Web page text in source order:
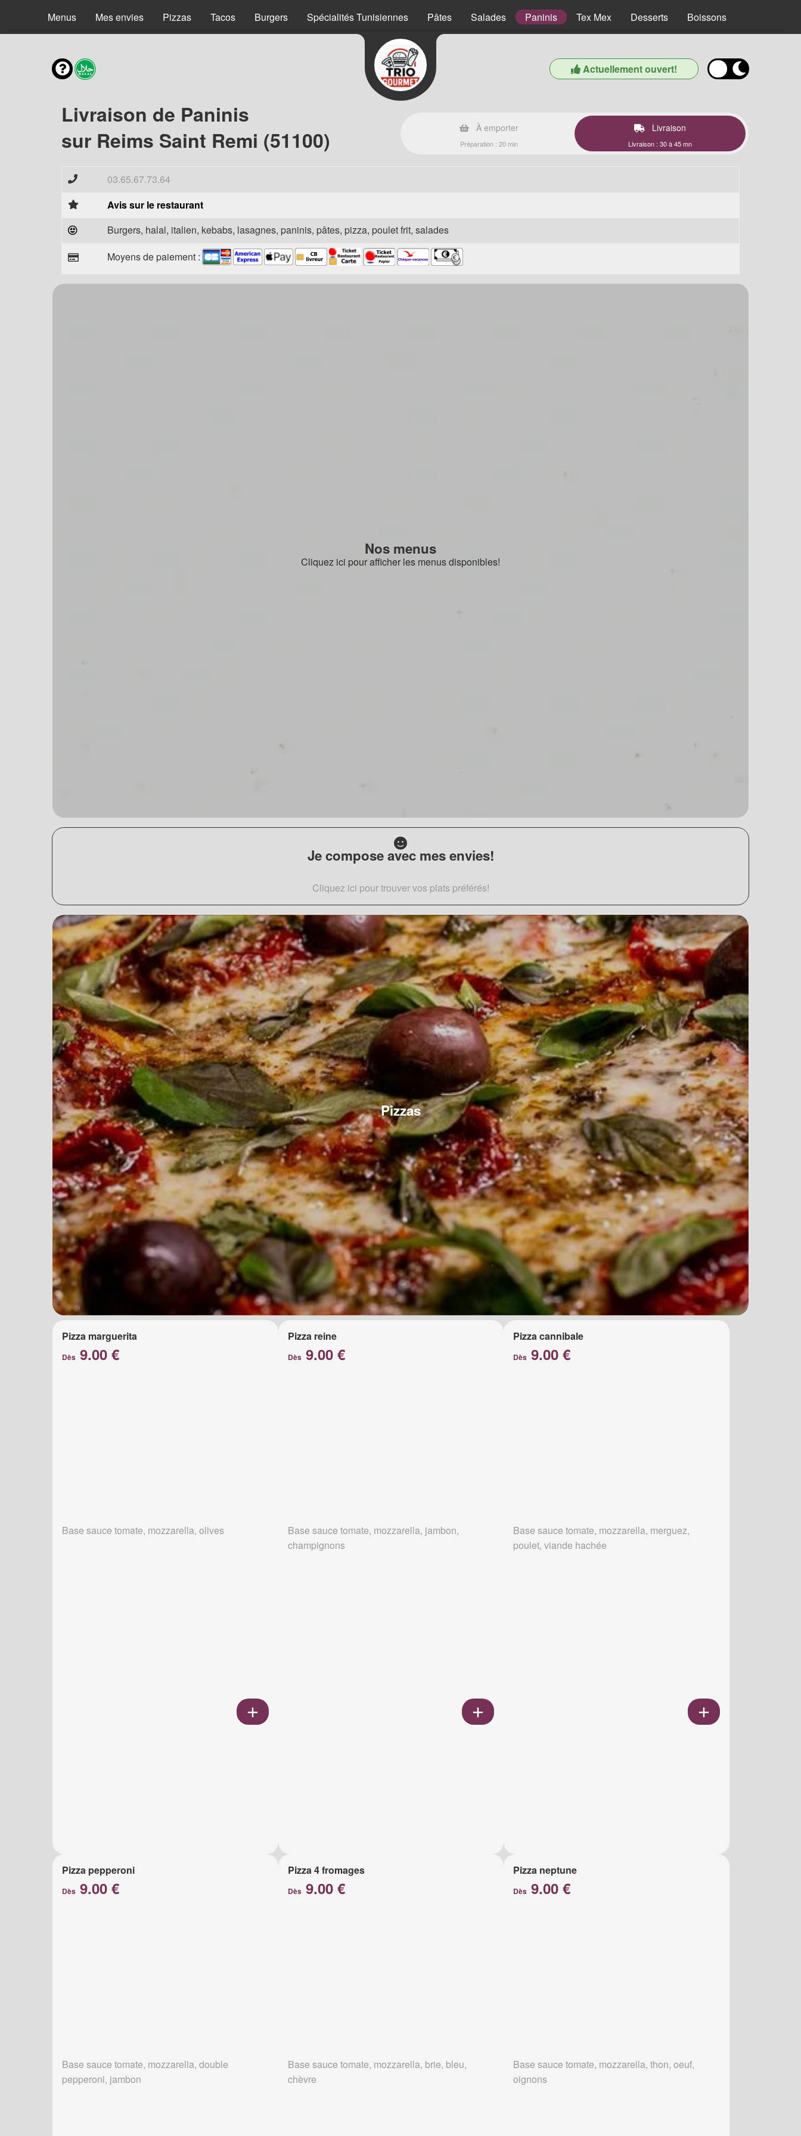
Menus Mes envies Pizzas Tacos Burgers Spécialités Tunisiennes Pâtes Salades Paninis Tex Mex Desserts Boissons
Actuellement ouvert!
Livraison de Paninis
sur Reims Saint Remi (51100)
À emporter
Préparation : 20 min
Livraison
Livraison : 30 à 45 mn
03.65.67.73.64
Avis sur le restaurant
Burgers, halal, italien, kebabs, lasagnes, paninis, pâtes, pizza, poulet frit, salades
Moyens de paiement :
Nos menus
Cliquez ici pour afficher les menus disponibles!
Je compose avec mes envies!
Cliquez ici pour trouver vos plats préférés!
Pizzas
Pizza marguerita
Dès 9.00 €
Base sauce tomate, mozzarella, olives
Pizza reine
Dès9.00 €
Base sauce tomate, mozzarella, jambon,
champignons
Pizza cannibale
Dès 9.00 €
Base sauce tomate, mozzarella, merguez,
poulet, viande hachée
Pizza pepperoni
Dès 9.00 €
Base sauce tomate, mozzarella, double
pepperoni, jambon
Pizza 4 fromages
Dès9.00 €
Base sauce tomate, mozzarella, brie, bleu,
chèvre
Pizza neptune
Dès 9.00 €
Base sauce tomate, mozzarella, thon, oeuf,
oignons